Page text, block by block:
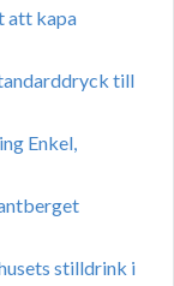
att kapa
till
Enkel,
stilldrink i